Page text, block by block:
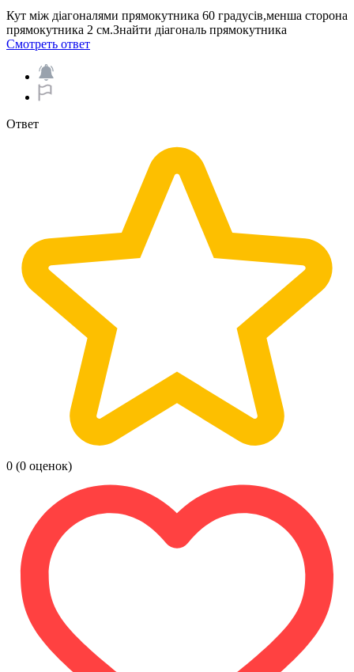
Кут між діагоналями прямокутника 60 градусів,менша сторона
прямокутника 2 см.Знайти діагональ прямокутника​
Смотреть ответ
Ответ
0 (0 оценок)